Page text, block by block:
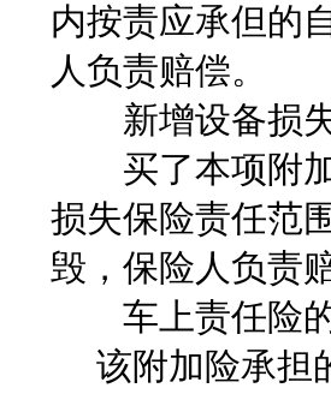
内按责应承但的
人负责赔偿。
新增设备损失
买了本项附加
损失保险责任范
毁，保险人负责
车上责任险
该附加险承担